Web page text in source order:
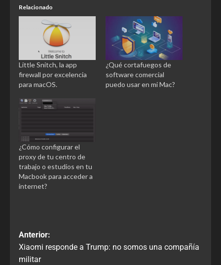
Relacionado
Little Snitch, la app
firewall por excelencia
para macOS.
¿Qué cortafuegos de
software comercial
puedo usar en mi Mac?
¿Cómo configurar el
proxy de tu centro de
trabajo o estudios en tu
Macbook para acceder a
internet?
Anterior:
Xiaomi responde a Trump: no somos una compañía
militar